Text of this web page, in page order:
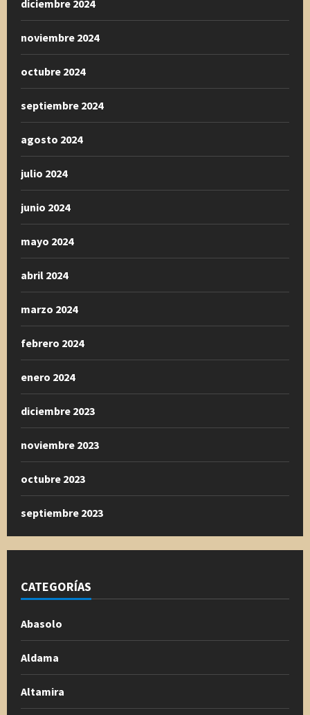
diciembre 2024
noviembre 2024
octubre 2024
septiembre 2024
agosto 2024
julio 2024
junio 2024
mayo 2024
abril 2024
marzo 2024
febrero 2024
enero 2024
diciembre 2023
noviembre 2023
octubre 2023
septiembre 2023
CATEGORÍAS
Abasolo
Aldama
Altamira